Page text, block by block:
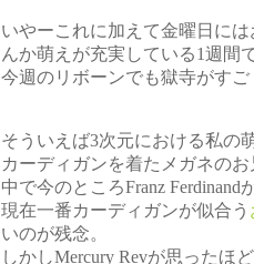
いやーこれに加えて金曜日に
んか萌えが充実している1週間
今週のリボーンでも獄寺がす
そういえば3次元における私の
カーディガンを着たメガネの
中で今のところFranz
現在一番カーディガンが似合う
いのが残念。
しかしMercury Revが思ったほ